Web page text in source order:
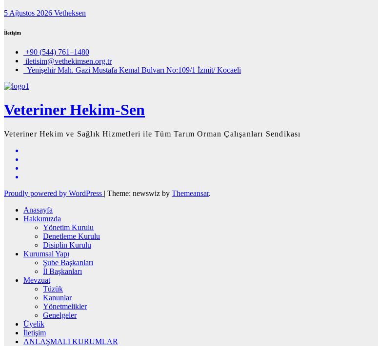
5 Ağustos 2026 Vetheksen
İletişim
+90 (544) 761–1480
iletisim@vethekimsen.org.tr
Yenişehir Mah. Gazi Mustafa Kemal Bulvarı No:109/1 İzmit/ Kocaeli
Veteriner Hekim-Sen
Veteriner Hekim ve Sağlık Hizmetleri ile Tüm Tarım Orman Çalışanları Sendikası
Proudly powered by WordPress | Theme: newswiz by Themeansar.
Anasayfa
Hakkımızda
Yönetim Kurulu
Denetleme Kurulu
Disiplin Kurulu
Kurumsal Yapı
Şube Başkanları
İl Başkanları
Mevzuat
Tüzük
Kanunlar
Yönetmelikler
Genelgeler
Üyelik
İletişim
ANLAŞMALI KURUMLAR